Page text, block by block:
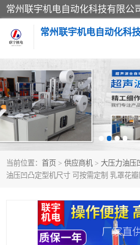
常州联宇机电自动化科
当前位置： 首页 > 供应商机 > 大压力油压
油压凹凸定型机尺寸 可按需定制 乳罩花
压花定型机以及压花模具 超
高频热合机 超
超声波复合压花机 凹
3040凹凸压花机 双
高频压花压标机 自
泡壳包装封口机 海